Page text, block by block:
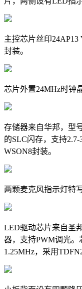
主控芯片丝印
封装。
芯片外置24MHz时钟
存储器来自华邦，型
的SLC闪存，支持
WSON8封装。
两颗麦克风指示灯特写
LED驱动芯片来自圣
器，支持PWM调光
1.25MHz，采用